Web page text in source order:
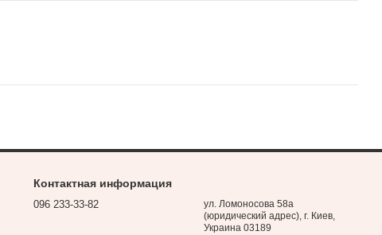
Контактная информация
096 233-33-82
ул. Ломоносова 58а
(юридический адрес), г. Киев,
Украина 03189